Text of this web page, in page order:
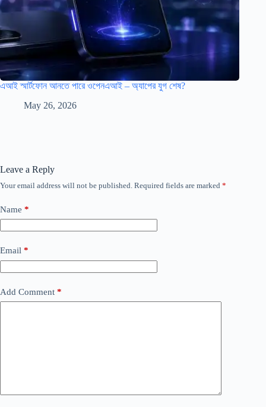
এআই স্মার্টফোন আনতে পারে ওপেনএআই – অ্যাপের যুগ শেষ?
May 26, 2026
Leave a Reply
Your email address will not be published. Required fields are marked *
Name *
Email *
Add Comment *